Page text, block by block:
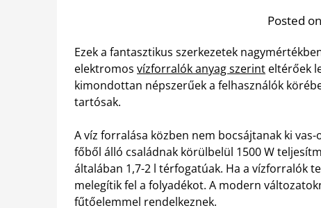
Posted
Ezek a fantasztikus szerkezetek
elektromos vízforralók anyag szerint eltérőek
kimondottan népszerűek a felhasználók
tartósak.
A víz forralása közben nem bocsájtanak ki
főből álló családnak körülbelül 1500 W
általában 1,7-2 l térfogatúak. Ha a vízforralók
melegítik fel a folyadékot. A modern
fűtőelemmel rendelkeznek.